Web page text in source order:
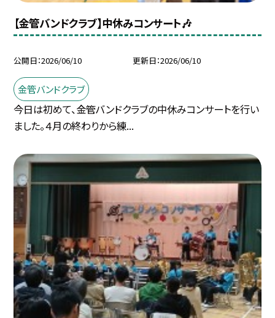
【金管バンドクラブ】中休みコンサート🎶
公開日 2026/06/10 更新日 2026/06/10
金管バンドクラブ
今日は初めて、金管バンドクラブの中休みコンサートを行い
ました。４月の終わりから練...